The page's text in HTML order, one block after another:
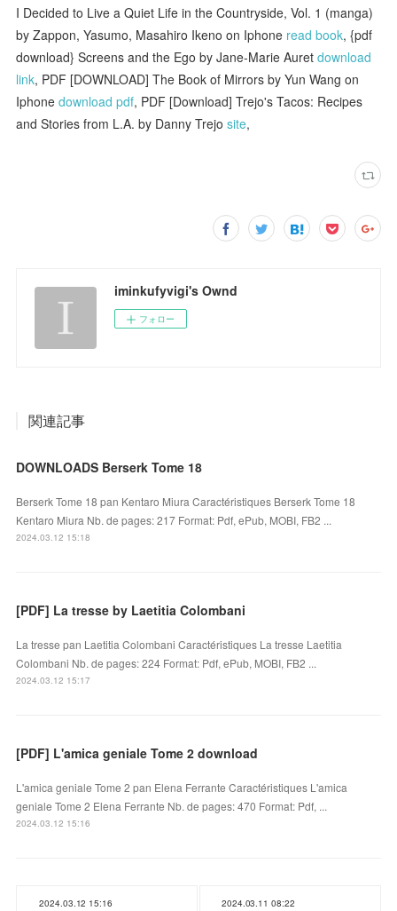
I Decided to Live a Quiet Life in the Countryside, Vol. 1 (manga)
by Zappon, Yasumo, Masahiro Ikeno on Iphone read book, {pdf
download} Screens and the Ego by Jane-Marie Auretdownload
link, PDF [DOWNLOAD] The Book of Mirrors by Yun Wang on
Iphonedownload pdf, PDF [Download] Trejo's Tacos: Recipes
and Stories from L.A. by Danny Trejosite,
iminkufyvigi's Ownd
フォロー
関連記事
DOWNLOADS Berserk Tome 18
Berserk Tome 18 pan Kentaro Miura Caractéristiques Berserk Tome 18
Kentaro Miura Nb. de pages: 217 Format: Pdf, ePub, MOBI, FB2 ...
2024.03.12 15:18
[PDF] La tresse by Laetitia Colombani
La tresse pan Laetitia Colombani Caractéristiques La tresse Laetitia
Colombani Nb. de pages: 224 Format: Pdf, ePub, MOBI, FB2 ...
2024.03.12 15:17
[PDF] L'amica geniale Tome 2 download
L'amica geniale Tome 2 pan Elena Ferrante Caractéristiques L'amica
geniale Tome 2 Elena Ferrante Nb. de pages: 470 Format: Pdf, ...
2024.03.12 15:16
2024.03.12 15:16 2024.03.11 08:22